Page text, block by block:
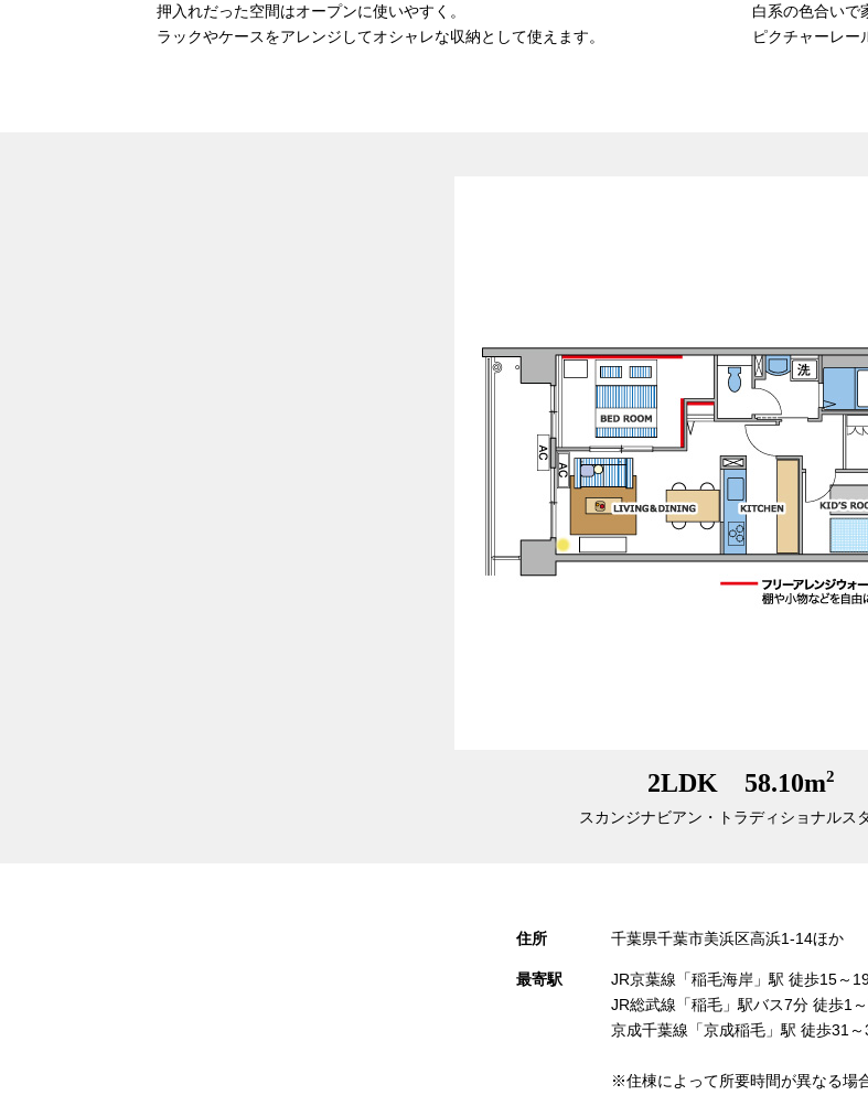
押入れだった空間はオープンに使いやすく。
ラックやケースをアレンジしてオシャレな収納として使えます。
白系の色合いで
ピクチャーレー
2LDK 58.10m2
スカンジナビアン・トラディショナルス
住所 千葉県千葉市美浜区高浜1-14ほか
最寄駅
JR京葉線「稲毛海岸」駅 徒歩15～
JR総武線「稲毛」駅バス7分 徒歩1
京成千葉線「京成稲毛」駅 徒歩31
※住棟によって所要時間が異なる場